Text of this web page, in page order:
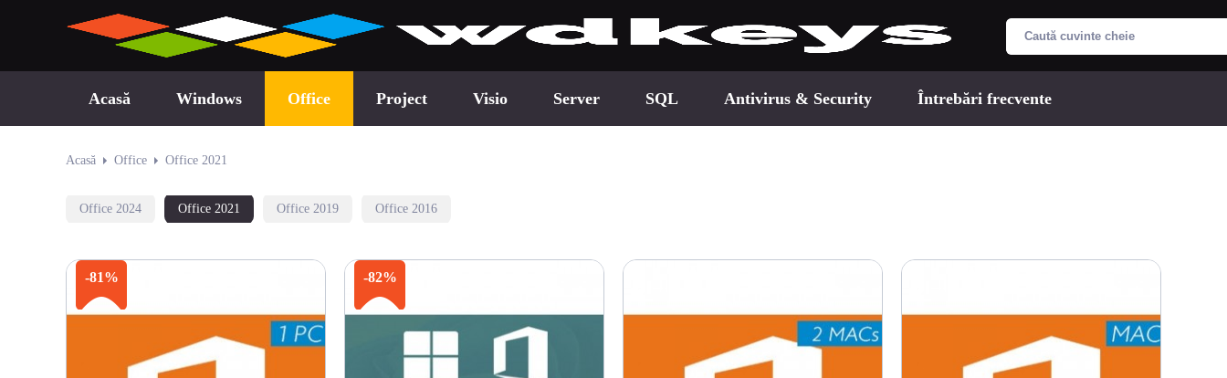
Acasă Windows Office Project Visio Server SQL Antivirus & Security Întrebări frecvente
Acasă Office Office 2021
Office 2024 Office 2021 Office 2019 Office 2016
-81% -82%